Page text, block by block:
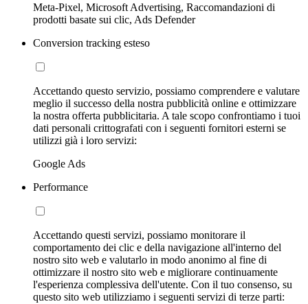
Meta-Pixel, Microsoft Advertising, Raccomandazioni di
prodotti basate sui clic, Ads Defender
Conversion tracking esteso
Accettando questo servizio, possiamo comprendere e valutare
meglio il successo della nostra pubblicità online e ottimizzare
la nostra offerta pubblicitaria. A tale scopo confrontiamo i tuoi
dati personali crittografati con i seguenti fornitori esterni se
utilizzi già i loro servizi:
Google Ads
Performance
Accettando questi servizi, possiamo monitorare il
comportamento dei clic e della navigazione all'interno del
nostro sito web e valutarlo in modo anonimo al fine di
ottimizzare il nostro sito web e migliorare continuamente
l'esperienza complessiva dell'utente. Con il tuo consenso, su
questo sito web utilizziamo i seguenti servizi di terze parti: